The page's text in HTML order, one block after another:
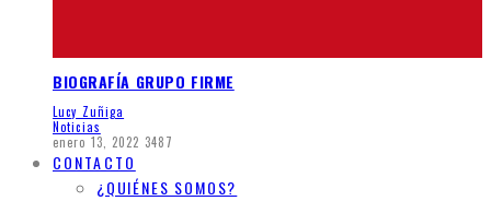
BIOGRAFÍA GRUPO FIRME
Lucy Zuñiga
Noticias
enero 13, 2022 3487
CONTACTO
¿QUIÉNES SOMOS?